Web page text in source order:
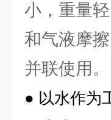
小，重量
和气液摩
并联使用。
● 以水作为